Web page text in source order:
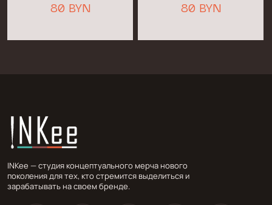
80 BYN 80 BYN
INKee — студия концептуального мерча нового
поколения для тех, кто стремится выделиться и
зарабатывать на своем бренде.